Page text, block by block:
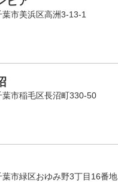
市美浜区高洲3-13-1
市稲毛区長沼町330-50
市緑区おゆみ野3丁目16番地